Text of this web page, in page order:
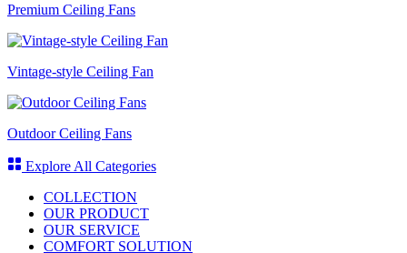
Premium Ceiling Fans
Vintage-style Ceiling Fan
Outdoor Ceiling Fans
Explore All Categories
COLLECTION
OUR PRODUCT
OUR SERVICE
COMFORT SOLUTION